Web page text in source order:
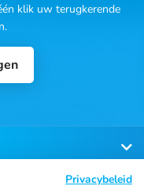
klik uw terugkerende
Privacybeleid